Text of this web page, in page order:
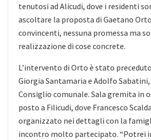
tenutosi ad Alicudi, dove i residenti
ascoltare la proposta di Gaetano
convincenti, nessuna promessa ma
realizzazione di cose concrete.
L’intervento di Orto è stato
Giorgia Santamaria e Adolfo
Consiglio comunale. Sala gremita in
posto a Filicudi, dove Francesco
organizzato nei dettagli con la
incontro molto partecipato. “Potrei